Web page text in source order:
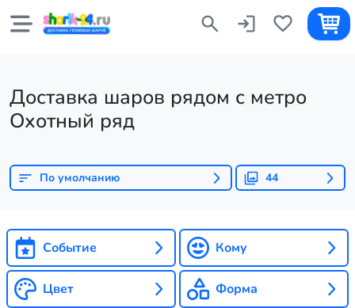
Доставка шаров рядом с метро
Охотный ряд
По умолчанию 44
Событие Кому
Цвет Форма